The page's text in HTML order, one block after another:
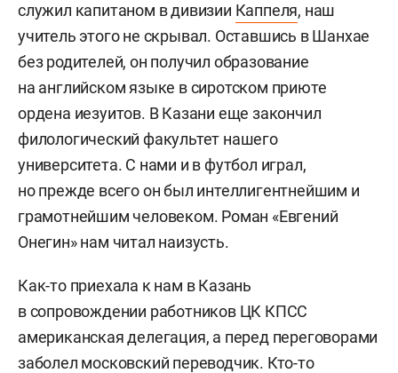
служил капитаном в дивизии Каппеля, наш
учитель этого не скрывал. Оставшись в Шанхае
без родителей, он получил образование
на английском языке в сиротском приюте
ордена иезуитов. В Казани еще закончил
филологический факультет нашего
университета. С нами и в футбол играл,
но прежде всего он был интеллигентнейшим и
грамотнейшим человеком. Роман «Евгений
Онегин» нам читал наизусть.
Как-то приехала к нам в Казань
в сопровождении работников ЦК КПСС
американская делегация, а перед переговорами
заболел московский переводчик. Кто-то